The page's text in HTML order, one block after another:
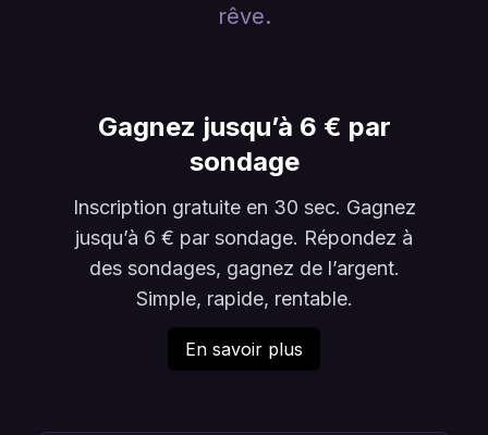
rêve.
Gagnez jusqu’à 6 € par
sondage
Inscription gratuite en 30 sec. Gagnez
jusqu’à 6 € par sondage. Répondez à
des sondages, gagnez de l’argent.
Simple, rapide, rentable.
En savoir plus